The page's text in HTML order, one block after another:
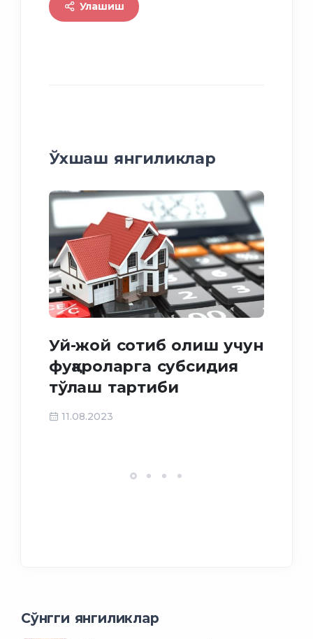
Улашиш
Ўхшаш янгиликлар
Уй-жой сотиб олиш учун
фуқароларга субсидия
тўлаш тартиби
11.08.2023
Сўнгги янгиликлар